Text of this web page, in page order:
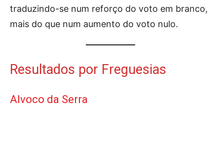
traduzindo-se num reforço do voto em branco,
mais do que num aumento do voto nulo.
Resultados por Freguesias
Alvoco da Serra